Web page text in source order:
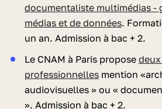
documentaliste multimédias -
médias et de données.
un an. Admission à bac + 2.
Le CNAM à Paris propose
professionnellesmention
audiovisuelles » ou «
». Admission à bac + 2.